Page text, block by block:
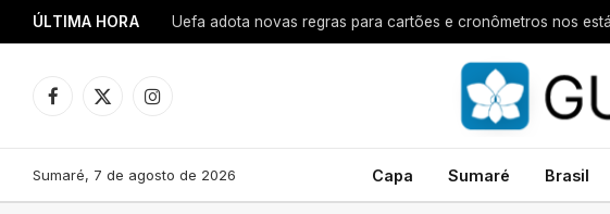
ÚLTIMA HORA Uefa adota novas regras para cartões e cronômetros nos
Facebook
X
Instagram
Sumaré, 7 de agosto de 2026 Capa Sumaré Brasil